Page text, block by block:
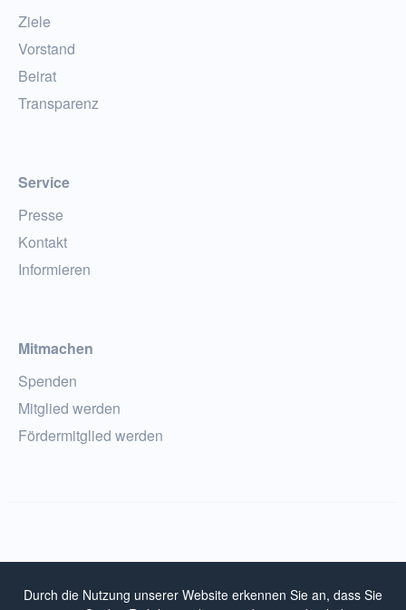
Durch die Nutzung unserer Website erkennen Sie an, dass Sie
Ziele
Vorstand
Beirat
Transparenz
Service
Presse
Kontakt
Informieren
Mitmachen
Spenden
Mitglied werden
Fördermitglied werden
Impressum
Datenschutzhinweise